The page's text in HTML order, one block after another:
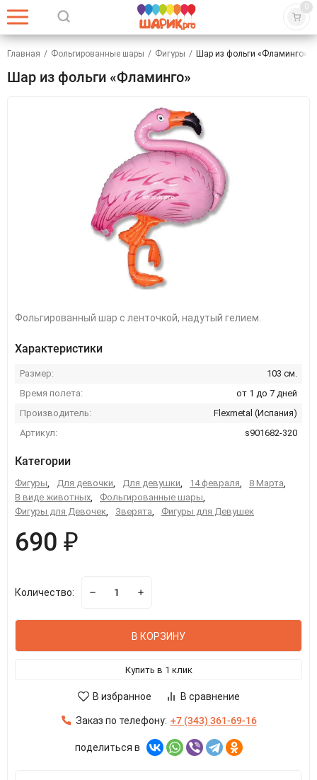
0
Главная / Фольгированные шары / Фигуры / Шар из фольги «Фламинго»
Шар из фольги «Фламинго»
Фольгированный шар с ленточкой, надутый гелием.
Характеристики
Размер:
103 см.
Время полета:
от 1 до 7 дней
Производитель:
Flexmetal (Испания)
Артикул:
s901682-320
Категории
Фигуры, Для девочки, Для девушки, 14 февраля, 8 Марта,
В виде животных, Фольгированные шары,
Фигуры для Девочек, Зверята, Фигуры для Девушек
690 ₽
Количество:
В КОРЗИНУ
Купить в 1 клик
В избранное В сравнение
Заказ по телефону: +7 (343) 361-69-16
поделиться в